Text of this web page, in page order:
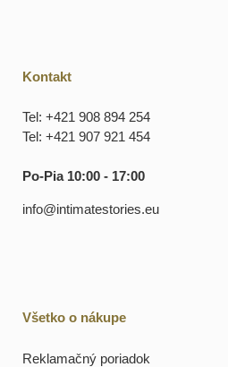
Kontakt
Tel: +421 908 894 254
Tel: +421 907 921 454
Po-Pia 10:00 - 17:00
info@intimatestories.eu
Všetko o nákupe
Reklamačný poriadok